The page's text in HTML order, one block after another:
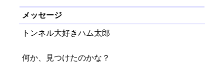
メッセージ
トンネル大好きハム太郎
何か、見つけたのかな？